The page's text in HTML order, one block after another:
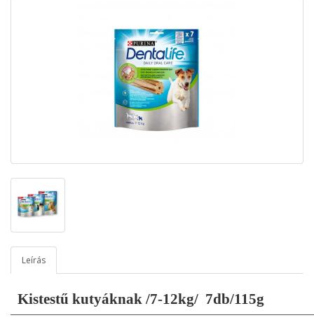
Leírás
Kistestű kutyáknak /7-12kg/ 7db/115g